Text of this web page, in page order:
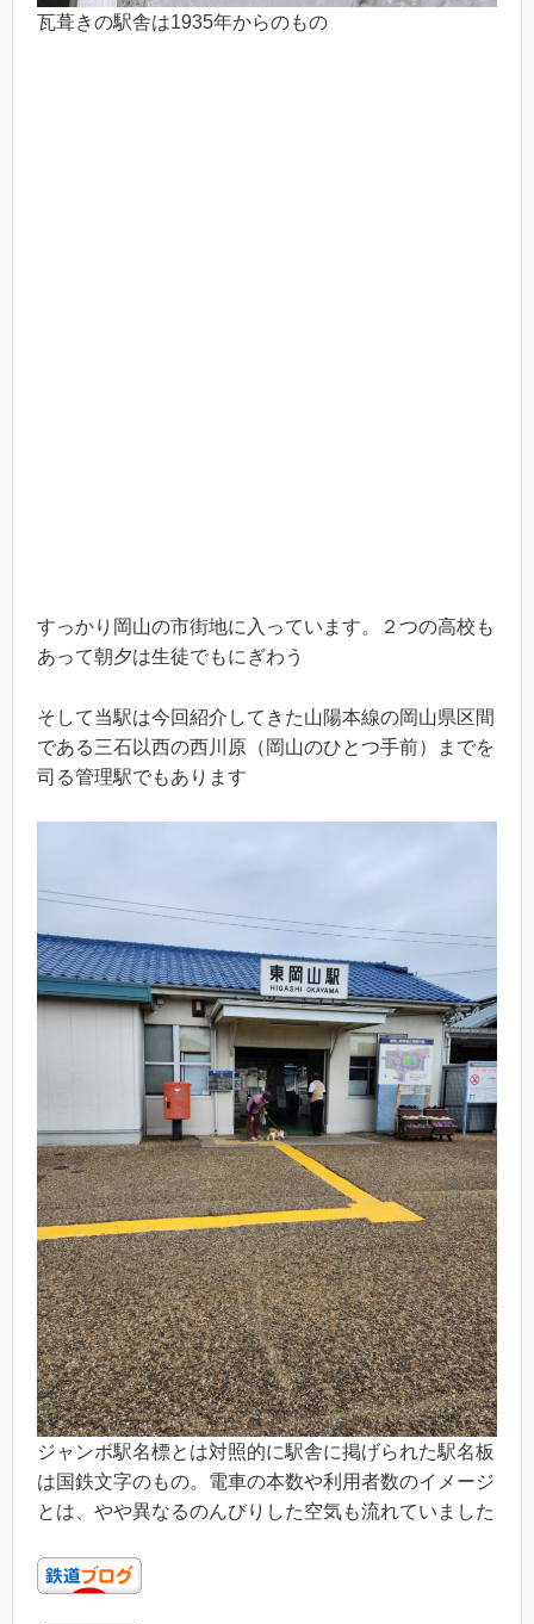
瓦葺きの駅舎は1935年からのもの
すっかり岡山の市街地に入っています。２つの高校も
あって朝夕は生徒でもにぎわう
そして当駅は今回紹介してきた山陽本線の岡山県区間
である三石以西の西川原（岡山のひとつ手前）までを
司る管理駅でもあります
ジャンボ駅名標とは対照的に駅舎に掲げられた駅名板
は国鉄文字のもの。電車の本数や利用者数のイメージ
とは、やや異なるのんびりした空気も流れていました